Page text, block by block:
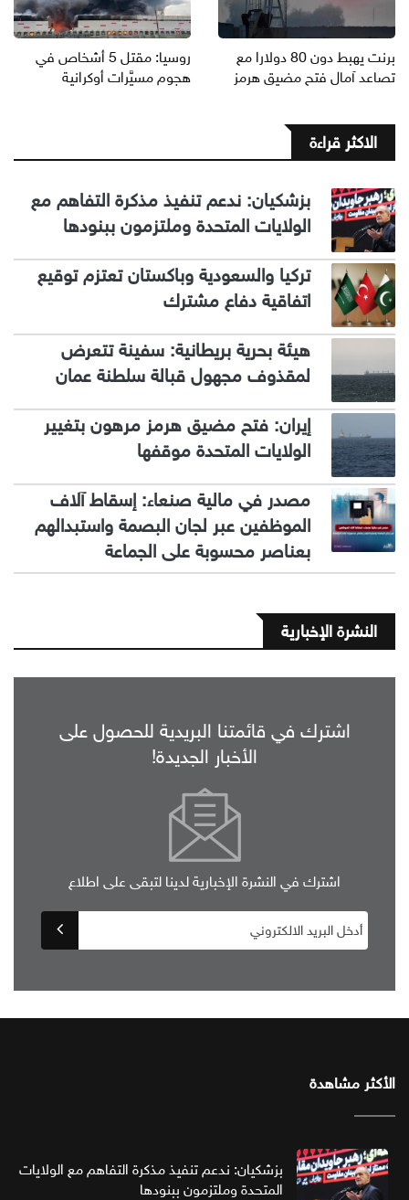
برنت يهبط دون 80 دولارا مع
تصاعد آمال فتح مضيق هرمز
روسيا: مقتل 5 أشخاص في
هجوم مسيَّرات أوكرانية
الاكثر قراءة
بزشكيان: ندعم تنفيذ مذكرة التفاهم مع
الولايات المتحدة وملتزمون ببنودها
تركيا والسعودية وباكستان تعتزم توقيع
اتفاقية دفاع مشترك
هيئة بحرية بريطانية: سفينة تتعرض
لمقذوف مجهول قبالة سلطنة عمان
إيران: فتح مضيق هرمز مرهون بتغيير
الولايات المتحدة موقفها
مصدر في مالية صنعاء: إسقاط آلاف
الموظفين عبر لجان البصمة واستبدالهم
بعناصر محسوبة على الجماعة
النشرة الإخبارية
اشترك في قائمتنا البريدية للحصول على
الأخبار الجديدة!
اشترك في النشرة الإخبارية لدينا لتبقى على اطلاع
الأكثر مشاهدة
بزشكيان: ندعم تنفيذ مذكرة التفاهم مع الولايات
المتحدة وملتزمون ببنودها